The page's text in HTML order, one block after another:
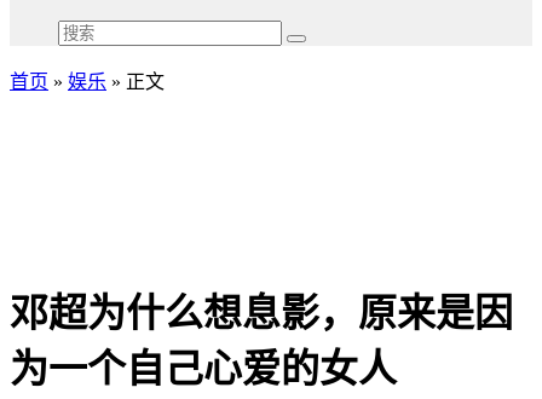
首页 » 娱乐 » 正文
邓超为什么想息影，原来是因
为一个自己心爱的女人